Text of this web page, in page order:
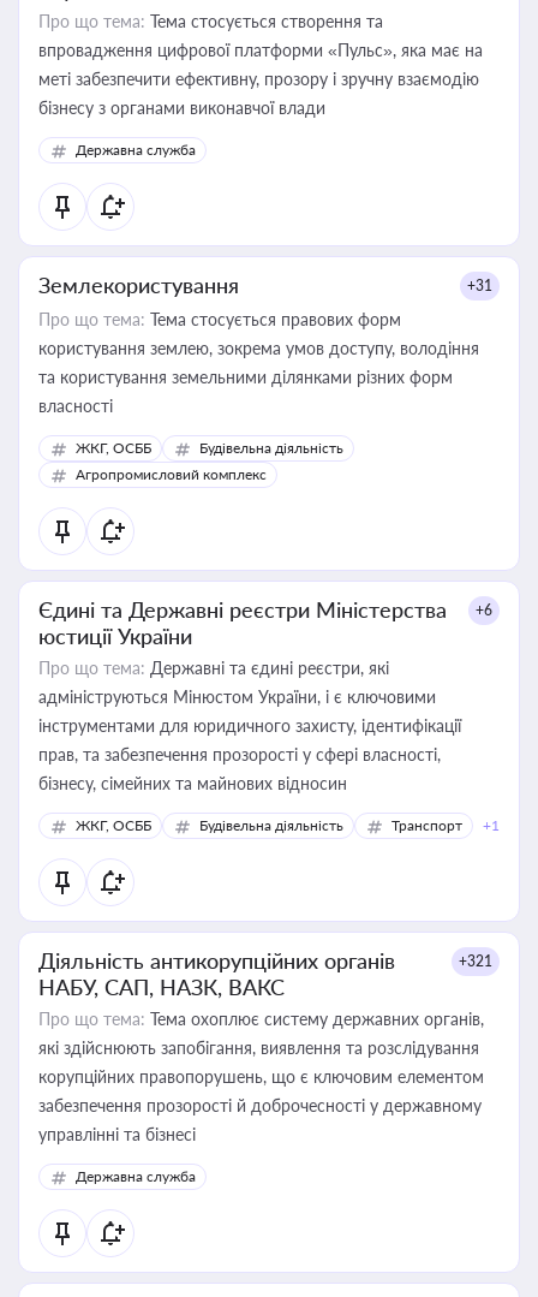
Про що тема: Тема стосується створення та
впровадження цифрової платформи «Пульс», яка має на
меті забезпечити ефективну, прозору і зручну взаємодію
бізнесу з органами виконавчої влади
Державна служба
Землекористування +31
Про що тема: Тема стосується правових форм
користування землею, зокрема умов доступу, володіння
та користування земельними ділянками різних форм
власності
ЖКГ, ОСББ
Будівельна діяльність
Агропромисловий комплекс
Єдині та Державні реєстри Міністерства
юстиції України
+6
Про що тема: Державні та єдині реєстри, які
адмініструються Мінюстом України, і є ключовими
інструментами для юридичного захисту, ідентифікації
прав, та забезпечення прозорості у сфері власності,
бізнесу, сімейних та майнових відносин
ЖКГ, ОСББ Будівельна діяльність Транспорт +1
Діяльність антикорупційних органів
НАБУ, САП, НАЗК, ВАКС
+321
Про що тема: Тема охоплює систему державних органів,
які здійснюють запобігання, виявлення та розслідування
корупційних правопорушень, що є ключовим елементом
забезпечення прозорості й доброчесності у державному
управлінні та бізнесі
Державна служба